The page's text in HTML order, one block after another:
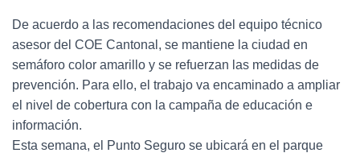
De acuerdo a las recomendaciones del equipo técnico
asesor del COE Cantonal, se mantiene la ciudad en
semáforo color amarillo y se refuerzan las medidas de
prevención. Para ello, el trabajo va encaminado a ampliar
el nivel de cobertura con la campaña de educación e
información.
Esta semana, el Punto Seguro se ubicará en el parque